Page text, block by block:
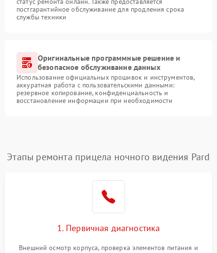
постгарантийное обслуживание для продления срока
службы техники
Оригинальные программные решение и
безопасное обслуживание данных
Использование официальных прошивок и инструментов,
аккуратная работа с пользовательскими данными:
резервное копирование, конфиденциальность и
восстановление информации при необходимости
Этапы ремонта прицела ночного видения Pard
1. Первичная диагностика
Внешний осмотр корпуса, проверка элементов питания и